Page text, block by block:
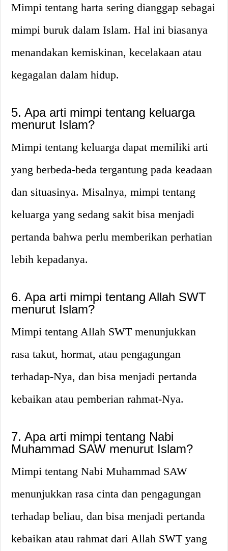
Mimpi tentang harta sering dianggap sebagai
mimpi buruk dalam Islam. Hal ini biasanya
menandakan kemiskinan, kecelakaan atau
kegagalan dalam hidup.
5. Apa arti mimpi tentang keluarga
menurut Islam?
Mimpi tentang keluarga dapat memiliki arti
yang berbeda-beda tergantung pada keadaan
dan situasinya. Misalnya, mimpi tentang
keluarga yang sedang sakit bisa menjadi
pertanda bahwa perlu memberikan perhatian
lebih kepadanya.
6. Apa arti mimpi tentang Allah SWT
menurut Islam?
Mimpi tentang Allah SWT menunjukkan
rasa takut, hormat, atau pengagungan
terhadap-Nya, dan bisa menjadi pertanda
kebaikan atau pemberian rahmat-Nya.
7. Apa arti mimpi tentang Nabi
Muhammad SAW menurut Islam?
Mimpi tentang Nabi Muhammad SAW
menunjukkan rasa cinta dan pengagungan
terhadap beliau, dan bisa menjadi pertanda
kebaikan atau rahmat dari Allah SWT yang